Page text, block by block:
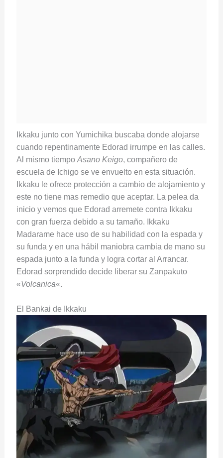
Ikkaku junto con Yumichika buscaba donde alojarse
cuando repentinamente Edorad irrumpe en las calles.
Al mismo tiempo Asano Keigo, compañero de
escuela de Ichigo se ve envuelto en esta situación.
Ikkaku le ofrece protección a cambio de alojamiento y
este no tiene mas remedio que aceptar. La pelea da
inicio y vemos que Edorad arremete contra Ikkaku
con gran fuerza debido a su tamaño. Ikkaku
Madarame hace uso de su habilidad con la espada y
su funda y en una hábil maniobra cambia de mano su
espada junto a la funda y logra cortar al Arrancar.
Edorad sorprendido decide liberar su Zanpakuto
«Volcanica«.
El Bankai de Ikkaku